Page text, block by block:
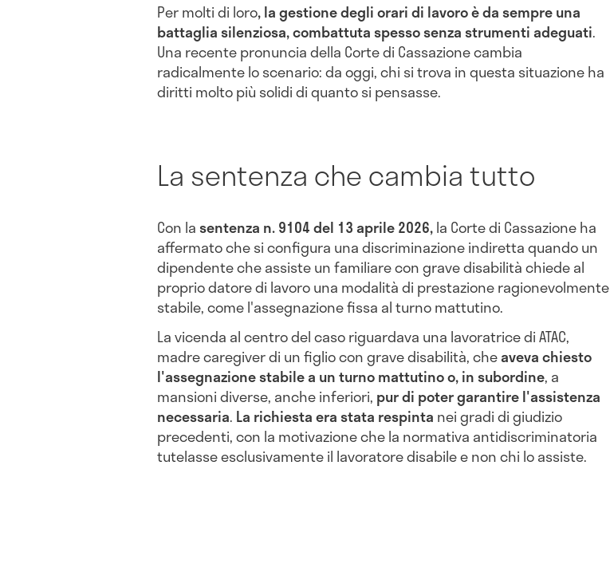
Per molti di loro, la gestione degli orari di lavoro è da sempre una
battaglia silenziosa, combattuta spesso senza strumenti adeguati.
Una recente pronuncia della Corte di Cassazione cambia
radicalmente lo scenario: da oggi, chi si trova in questa situazione ha
diritti molto più solidi di quanto si pensasse.
La sentenza che cambia tutto
Con lasentenza n. 9104 del 13 aprile 2026,la Corte di Cassazione ha
affermato che si configura una discriminazione indiretta quando un
dipendente che assiste un familiare con grave disabilità chiede al
proprio datore di lavoro una modalità di prestazione ragionevolmente
stabile, come l'assegnazione fissa al turno mattutino.
La vicenda al centro del caso riguardava una lavoratrice di ATAC,
madre caregiver di un figlio con grave disabilità, cheaveva chiesto
l'assegnazione stabile a un turno mattutino o, in subordine, a
mansioni diverse, anche inferiori, pur di poter garantire l'assistenza
necessaria. La richiesta era stata respinta nei gradi di giudizio
precedenti, con la motivazione che la normativa antidiscriminatoria
tutelasse esclusivamente il lavoratore disabile e non chi lo assiste.